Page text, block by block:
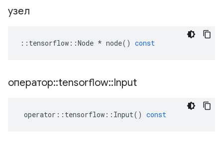
узел
:: tensorflow ::Node * node() const
оператор::tensorflow::Input
operator :: tensorflow :: Input() const